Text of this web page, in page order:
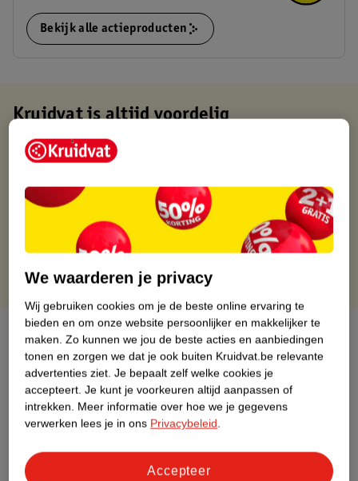
Bekijk alle actieproducten
Kruidvat is altijd voordelig
Gratis ophalen in de winkel
Gratis thuisbezorgd vanaf 50.00
Gratis retourneren binnen 30 dagen
Gratis punten met je Kruidvat kaart
Over dit product
Productinformatie
Etiketinformatie
Nature Impact Score
We waarderen je privacy
Wij gebruiken cookies om je de beste online ervaring te
bieden en om onze website persoonlijker en makkelijker te
maken. Zo kunnen we jou de beste acties en aanbiedingen
tonen en zorgen we dat je ook buiten Kruidvat.be relevante
advertenties ziet. Je bepaalt zelf welke cookies je
accepteert. Je kunt je voorkeuren altijd aanpassen of
intrekken. Meer informatie over hoe we je gegevens
verwerken lees je in ons Privacybeleid.
Accepteer